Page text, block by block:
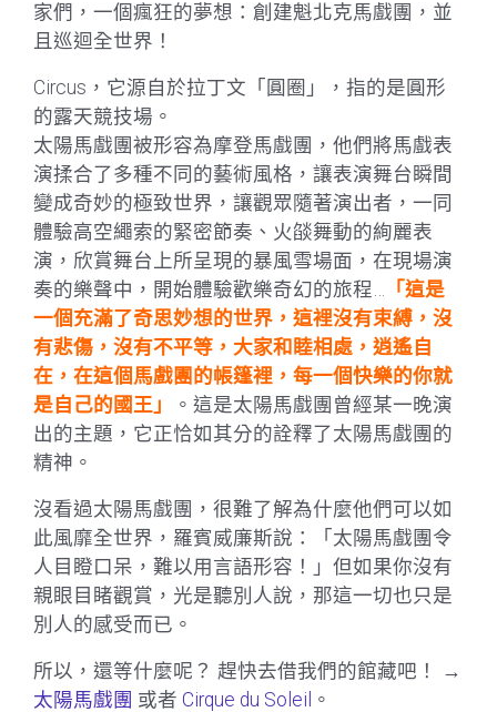
家們，一個瘋狂的夢想：創建魁北克馬戲團，並
且巡迴全世界！
Circus，它源自於拉丁文「圓圈」，指的是圓形
的露天競技場。
太陽馬戲團被形容為摩登馬戲團，他們將馬戲表
演揉合了多種不同的藝術風格，讓表演舞台瞬間
變成奇妙的極致世界，讓觀眾隨著演出者，一同
體驗高空繩索的緊密節奏、火燄舞動的絢麗表
演，欣賞舞台上所呈現的暴風雪場面，在現場演
奏的樂聲中，開始體驗歡樂奇幻的旅程… 「這是
一個充滿了奇思妙想的世界，這裡沒有束縛，沒
有悲傷，沒有不平等，大家和睦相處，逍遙自
在，在這個馬戲團的帳篷裡，每一個快樂的你就
是自己的國王」
。這是太陽馬戲團曾經某一晚演
出的主題，它正恰如其分的詮釋了太陽馬戲團的
精神。
沒看過太陽馬戲團，很難了解為什麼他們可以如
此風靡全世界，羅賓威廉斯說：「太陽馬戲團令
人目瞪口呆，難以用言語形容！」但如果你沒有
親眼目睹觀賞，光是聽別人說，那這一切也只是
別人的感受而已。
所以，還等什麼呢？ 趕快去借我們的館藏吧！ →
太陽馬戲團 或者 Cirque du Soleil 。